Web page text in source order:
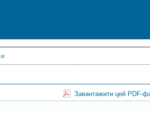
Завантажити цей PDF-